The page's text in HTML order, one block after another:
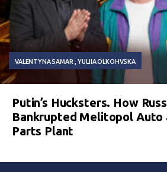
VALENTYNA SAMAR YULIIA OLKOHVSKA
Putin’s Hucksters. How
Bankrupted Melitopol Auto
Parts Plant